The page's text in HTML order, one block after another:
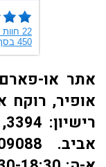
אתר או-
אופיר, רוקח